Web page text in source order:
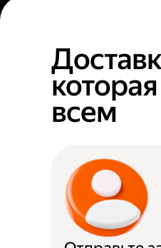
всем